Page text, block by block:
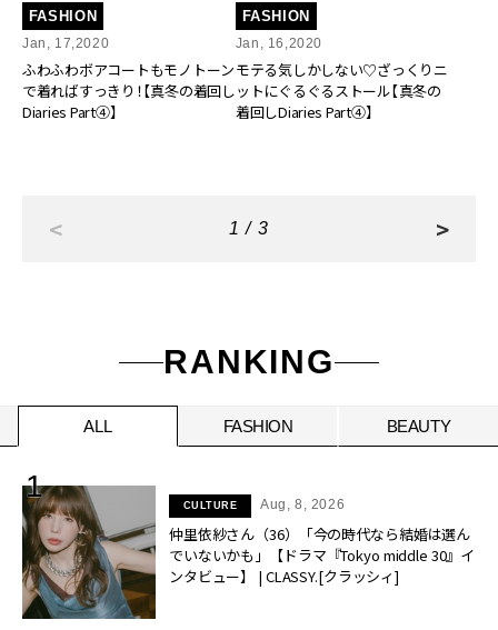
FASHION
Jan, 17,2020
ふわふわボアコートもモノトーン
で着ればすっきり！【真冬の着回し
Diaries Part④】
FASHION
Jan, 16,2020
モテる気しかしない♡ざっくりニ
ットにぐるぐるストール【真冬の
着回しDiaries Part④】
< 1 / 3 >
RANKING
ALL FASHION BEAUTY
CULTURE Aug, 8, 2026
仲里依紗さん（36）「今の時代なら結婚は選ん
でいないかも」【ドラマ『Tokyo middle 30』イ
ンタビュー】 | CLASSY.[クラッシィ]